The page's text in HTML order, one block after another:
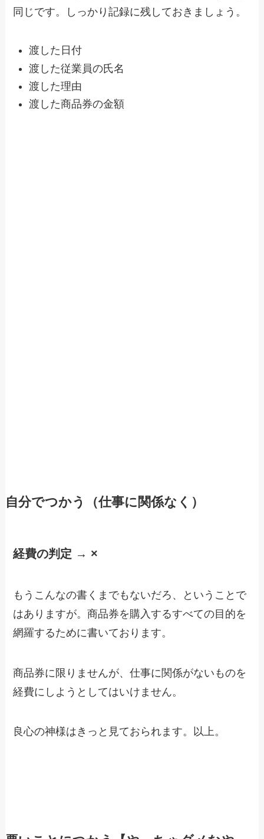
同じです。しっかり記録に残しておきましょう。
渡した日付
渡した従業員の氏名
渡した理由
渡した商品券の金額
自分でつかう（仕事に関係なく）
経費の判定 → ×
もうこんなの書くまでもないだろ、ということで
はありますが。商品券を購入するすべての目的を
網羅するために書いております。
商品券に限りませんが、仕事に関係がないものを
経費にしようとしてはいけません。
良心の神様はきっと見ておられます。以上。